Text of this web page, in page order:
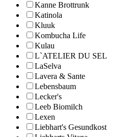
Kanne Brottrunk
Katinola
Kluuk
Kombucha Life
Kulau
L`ATELIER DU SEL
LaSelva
Lavera & Sante
Lebensbaum
Lecker's
Leeb Biomilch
Lexen
Liebhart's Gesundkost